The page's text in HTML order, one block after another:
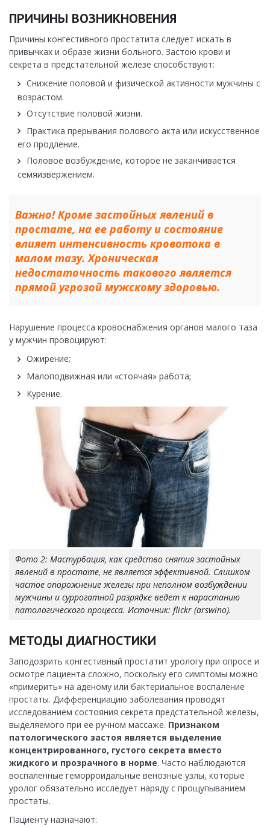
ПРИЧИНЫ ВОЗНИКНОВЕНИЯ
Причины конгестивного простатита следует искать в
привычках и образе жизни больного. Застою крови и
секрета в предстательной железе способствуют:
Снижение половой и физической активности мужчины с
возрастом.
Отсутствие половой жизни.
Практика прерывания полового акта или искусственное
его продление.
Половое возбуждение, которое не заканчивается
семяизвержением.
Важно! Кроме застойных явлений в
простате, на ее работу и состояние
влияет интенсивность кровотока в
малом тазу. Хроническая
недостаточность такового является
прямой угрозой мужскому здоровью.
Нарушение процесса кровоснабжения органов малого таза
у мужчин провоцируют:
Ожирение;
Малоподвижная или «стоячая» работа;
Курение.
Фото 2: Мастурбация, как средство снятия застойных
явлений в простате, не является эффективной. Слишком
частое опорожнение железы при неполном возбуждении
мужчины и суррогатной разрядке ведет к нарастанию
патологического процесса. Источник: flickr (arswino).
МЕТОДЫ ДИАГНОСТИКИ
Заподозрить конгестивный простатит урологу при опросе и
осмотре пациента сложно, поскольку его симптомы можно
«примерить» на аденому или бактериальное воспаление
простаты. Дифференциацию заболевания проводят
исследованием состояния секрета предстательной железы,
выделяемого при ее ручном массаже. Признаком
патологического застоя является выделение
концентрированного, густого секрета вместо
жидкого и прозрачного в норме. Часто наблюдаются
воспаленные геморроидальные венозные узлы, которые
уролог обязательно исследует наряду с прощупыванием
простаты.
Пациенту назначают: